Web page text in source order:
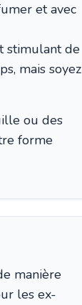
et avec
stimulant de
mais soyez
ou des
forme
manière
les ex-